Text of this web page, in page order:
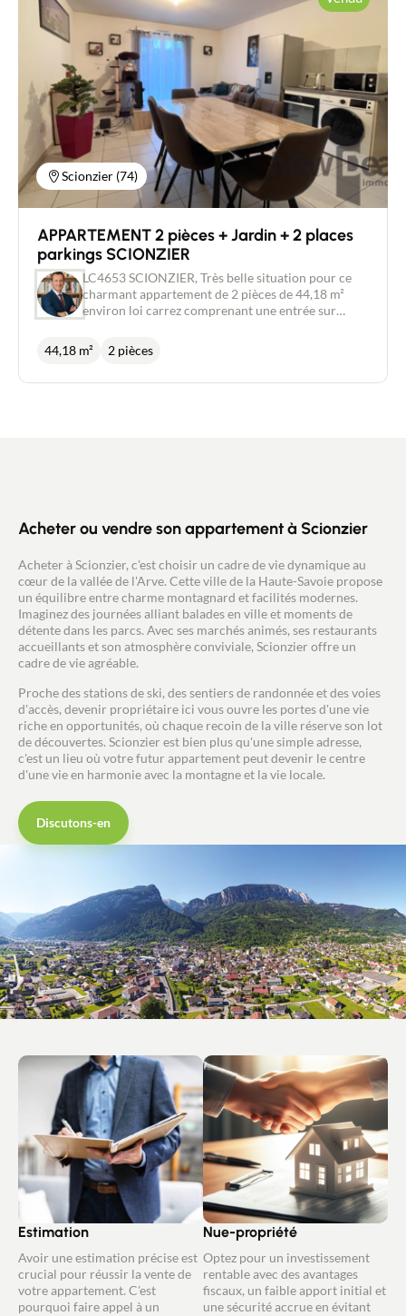
Contacter un conseiller
Estimer/Vendre
Acheter
Recrutement
Actualités
Guides
Contact
Scionzier (74)
APPARTEMENT 2 pièces + Jardin + 2 places
parkings SCIONZIER
LC4653 SCIONZIER, Très belle situation pour ce
charmant appartement de 2 pièces de 44,18 m²
environ loi carrez comprenant une entrée sur
une salle de douche et une chambre. Accès à un
beau jardin de 37 m² environ clos et sans vis à vis.
44,18 m² 2 pièces
Acheter ou vendre son appartement à Scionzier
Acheter à Scionzier, c'est choisir un cadre de vie dynamique au
cœur de la vallée de l'Arve. Cette ville de la Haute-Savoie propose
un équilibre entre charme montagnard et facilités modernes.
Imaginez des journées alliant balades en ville et moments de
détente dans les parcs. Avec ses marchés animés, ses restaurants
accueillants et son atmosphère conviviale, Scionzier offre un
cadre de vie agréable.
Proche des stations de ski, des sentiers de randonnée et des voies
d'accès, devenir propriétaire ici vous ouvre les portes d'une vie
riche en opportunités, où chaque recoin de la ville réserve son lot
de découvertes. Scionzier est bien plus qu'une simple adresse,
c'est un lieu où votre futur appartement peut devenir le centre
d'une vie en harmonie avec la montagne et la vie locale.
Discutons-en
Estimation
Avoir une estimation précise est
crucial pour réussir la vente de
votre appartement. C'est
pourquoi faire appel à un
Nue-propriété
Optez pour un investissement
rentable avec des avantages
fiscaux, un faible apport initial et
une sécurité accrue en évitant